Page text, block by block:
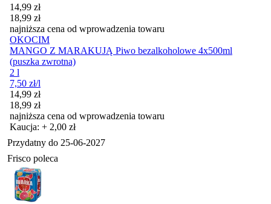
Cena promocyjna
14,99 zł
18,99 zł
najniższa cena od wprowadzenia towaru
OKOCIM
MANGO Z MARAKUJĄ Piwo bezalkoholowe 4x500ml
(puszka zwrotna)
2 l
7,50 zł/l
Cena promocyjna
14,99 zł
18,99 zł
najniższa cena od wprowadzenia towaru
Kaucja: + 2,00 zł
Przydatny do 25-06-2027
Frisco poleca